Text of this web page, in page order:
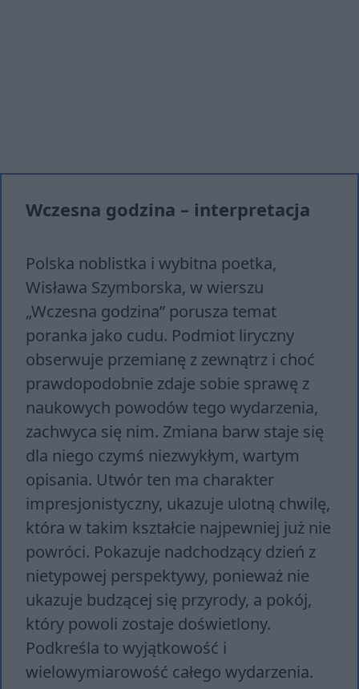
Wczesna godzina – interpretacja
Polska noblistka i wybitna poetka,
Wisława Szymborska, w wierszu
„Wczesna godzina” porusza temat
poranka jako cudu. Podmiot liryczny
obserwuje przemianę z zewnątrz i choć
prawdopodobnie zdaje sobie sprawę z
naukowych powodów tego wydarzenia,
zachwyca się nim. Zmiana barw staje się
dla niego czymś niezwykłym, wartym
opisania. Utwór ten ma charakter
impresjonistyczny, ukazuje ulotną chwilę,
która w takim kształcie najpewniej już nie
powróci. Pokazuje nadchodzący dzień z
nietypowej perspektywy, ponieważ nie
ukazuje budzącej się przyrody, a pokój,
który powoli zostaje doświetlony.
Podkreśla to wyjątkowość i
wielowymiarowość całego wydarzenia.